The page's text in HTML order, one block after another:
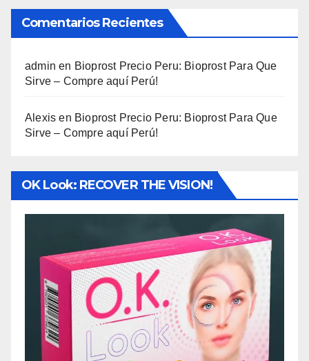
Comentarios Recientes
admin en Bioprost Precio Peru: Bioprost Para Que
Sirve – Compre aquí Perú!
Alexis en Bioprost Precio Peru: Bioprost Para Que
Sirve – Compre aquí Perú!
OK Look: RECOVER THE VISION!